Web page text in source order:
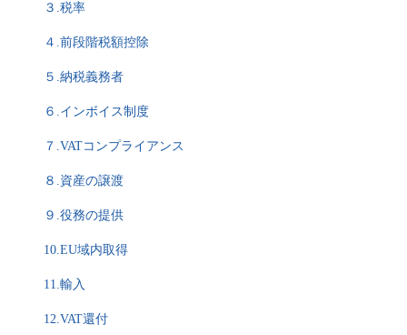
３.税率
４.前段階税額控除
５.納税義務者
６.インボイス制度
７.VATコンプライアンス
８.資産の譲渡
９.役務の提供
10.EU域内取得
11.輸入
12.VAT還付